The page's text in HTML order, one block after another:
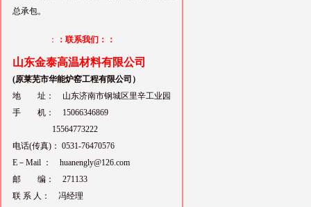
总承包。
： ：联系我们：：
山东金泰高温材料有限公司
(原莱芜市华能炉窑工程有限公司）
地 址： 山东济南市钢城区里辛工业园
手 机： 15066346869
15564773222
电话(传真)： 0531-76470576
E－Mail ： huanengly@126.com
邮 编： 271133
联 系 人： 冯经理